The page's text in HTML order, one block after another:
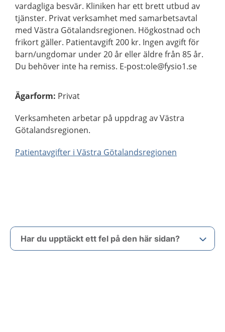
vardagliga besvär. Kliniken har ett brett utbud av
tjänster. Privat verksamhet med samarbetsavtal
med Västra Götalandsregionen. Högkostnad och
frikort gäller. Patientavgift 200 kr. Ingen avgift för
barn/ungdomar under 20 år eller äldre från 85 år.
Du behöver inte ha remiss. E-post:ole@fysio1.se
Ägarform: Privat
Verksamheten arbetar på uppdrag av Västra
Götalandsregionen.
Patientavgifter i Västra Götalandsregionen
Har du upptäckt ett fel på den här sidan?